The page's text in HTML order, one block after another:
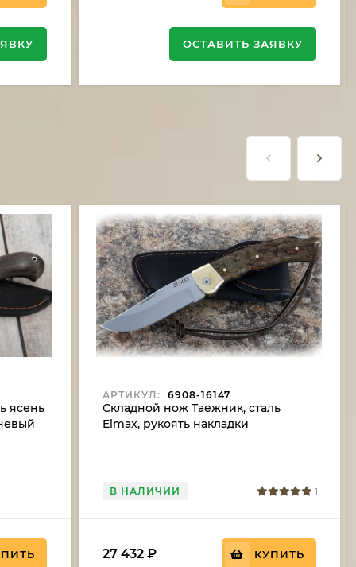
ОСТАВИТЬ ЗАЯВКУ
ясень
АРТИКУЛ: 6908-16147
Складной нож Таежник, сталь
Elmax, рукоять накладки
В НАЛИЧИИ 1
27 432 ₽ КУПИТЬ